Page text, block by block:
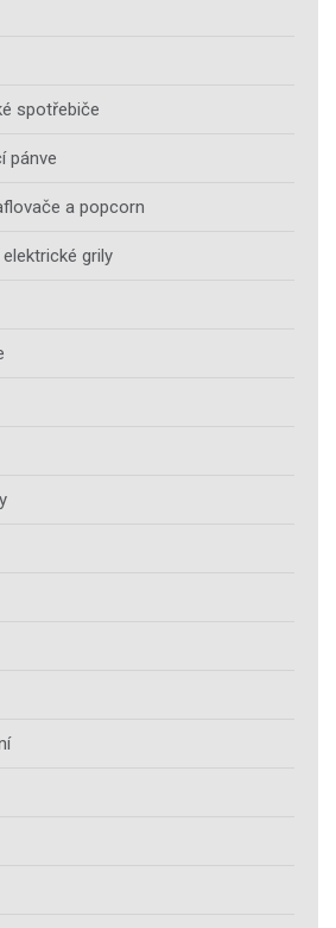
spotřebiče
pánve
a popcorn
grily